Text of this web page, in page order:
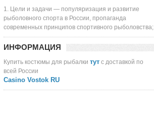
1. Цели и задачи — популяризация и развитие
рыболовного спорта в России, пропаганда
современных принципов спортивного рыболовства;
ИНФОРМАЦИЯ
Купить костюмы для рыбалки тут с доставкой по
всей России
Casino Vostok RU